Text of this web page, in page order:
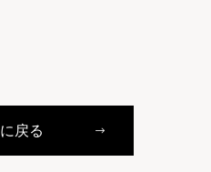
戻る